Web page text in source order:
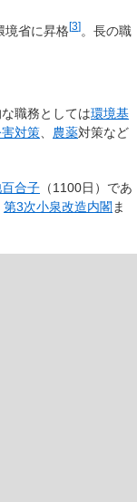
境省に昇格[3]。長の職
職務としては環境基
対策 農薬対策など
合子 （1100日）であ
第3次小泉改造内閣 ま